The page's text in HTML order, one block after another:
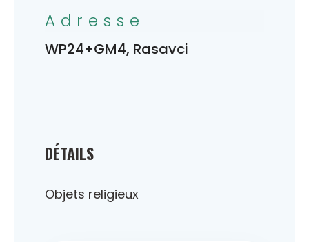
DÉTAILS
Objets religieux
Adresse
WP24+GM4, Rasavci